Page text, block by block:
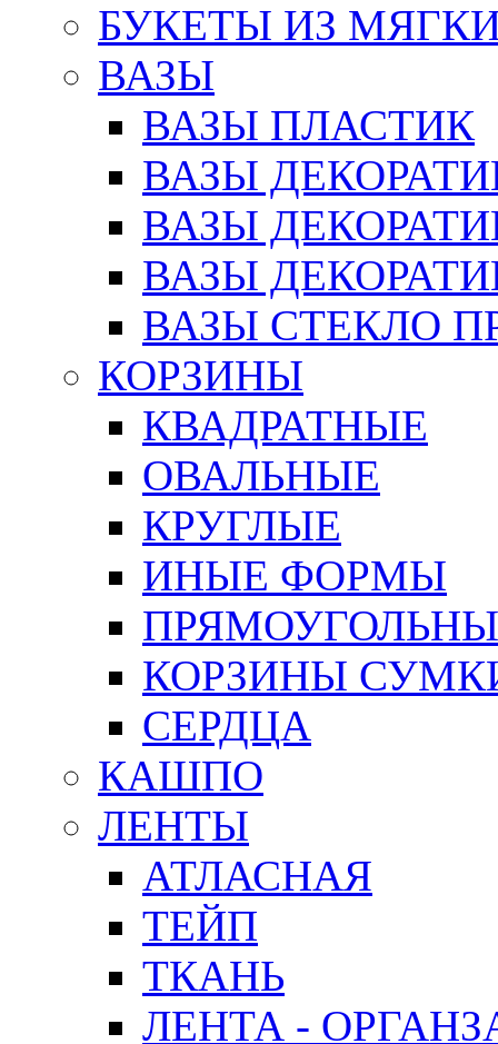
БУКЕТЫ ИЗ
ВАЗЫ
ВАЗЫ ПЛАСТИК
ВАЗЫ
ВАЗЫ
ВАЗЫ
ВАЗЫ СТЕКЛО
КОРЗИНЫ
КВАДРАТНЫЕ
ОВАЛЬНЫЕ
КРУГЛЫЕ
ИНЫЕ ФОРМЫ
КОРЗИНЫ
СЕРДЦА
КАШПО
ЛЕНТЫ
АТЛАСНАЯ
ТЕЙП
ТКАНЬ
ЛЕНТА -